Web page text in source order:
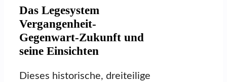
Das Legesystem
Vergangenheit-
Gegenwart-Zukunft und
seine Einsichten
Dieses historische, dreiteilige